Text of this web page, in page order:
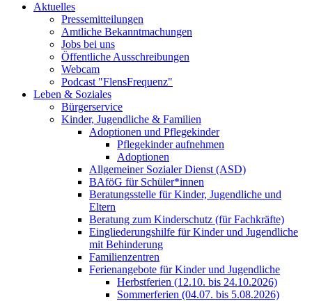
Aktuelles
Pressemitteilungen
Amtliche Bekanntmachungen
Jobs bei uns
Öffentliche Ausschreibungen
Webcam
Podcast "FlensFrequenz"
Leben & Soziales
Bürgerservice
Kinder, Jugendliche & Familien
Adoptionen und Pflegekinder
Pflegekinder aufnehmen
Adoptionen
Allgemeiner Sozialer Dienst (ASD)
BAföG für Schüler*innen
Beratungsstelle für Kinder, Jugendliche und
Eltern
Beratung zum Kinderschutz (für Fachkräfte)
Eingliederungshilfe für Kinder und Jugendliche
mit Behinderung
Familienzentren
Ferienangebote für Kinder und Jugendliche
Herbstferien (12.10. bis 24.10.2026)
Sommerferien (04.07. bis 5.08.2026)